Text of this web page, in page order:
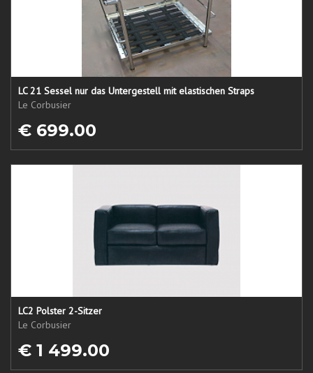
LC 21 Sessel nur das Untergestell mit elastischen Straps
Le Corbusier
€ 699.00
LC2 Polster 2-Sitzer
Le Corbusier
€ 1 499.00